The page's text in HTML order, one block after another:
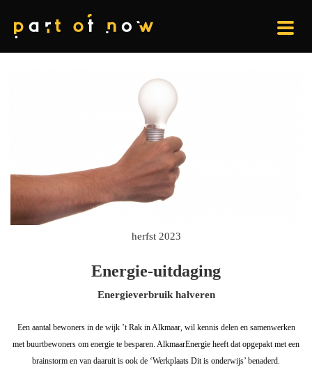
herfst 2023
Energie-uitdaging
Energieverbruik halveren
Een aantal bewoners in de wijk ’t Rak in Alkmaar, wil kennis delen en samenwerken
met buurtbewoners om energie te besparen. AlkmaarEnergie heeft dat opgepakt met een
brainstorm en van daaruit is ook de ‘Werkplaats Dit is onderwijs’ benaderd.